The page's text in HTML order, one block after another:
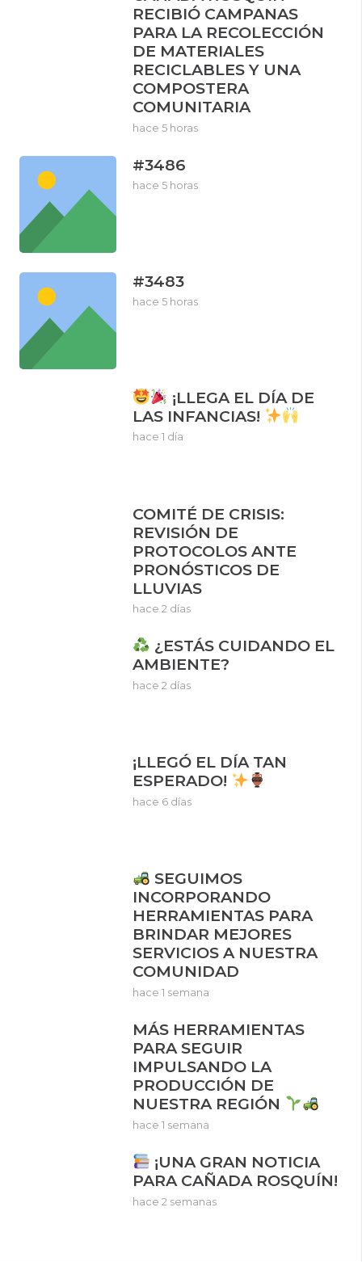
RECIBIÓ CAMPANAS
PARA LA RECOLECCIÓN
DE MATERIALES
RECICLABLES Y UNA
COMPOSTERA
COMUNITARIA
hace 5 horas
#3486
hace 5 horas
#3483
hace 5 horas
¡LLEGA EL DÍA DE
LAS INFANCIAS!
hace 1 día
COMITÉ DE CRISIS:
REVISIÓN DE
PROTOCOLOS ANTE
PRONÓSTICOS DE
LLUVIAS
hace 2 días
¿ESTÁS CUIDANDO EL
AMBIENTE?
hace 2 días
¡LLEGÓ EL DÍA TAN
ESPERADO!
hace 6 días
SEGUIMOS
INCORPORANDO
HERRAMIENTAS PARA
BRINDAR MEJORES
SERVICIOS A NUESTRA
COMUNIDAD
hace 1 semana
MÁS HERRAMIENTAS
PARA SEGUIR
IMPULSANDO LA
PRODUCCIÓN DE
NUESTRA REGIÓN
hace 1 semana
¡UNA GRAN NOTICIA
PARA CAÑADA ROSQUÍN!
hace 2 semanas